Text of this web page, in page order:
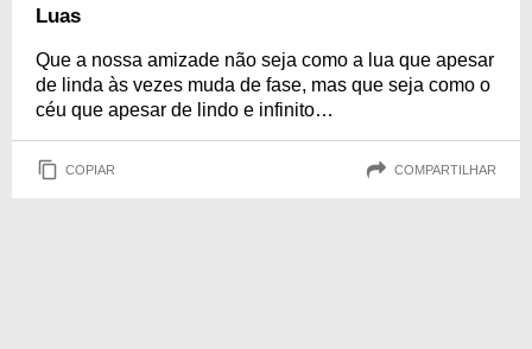
Luas
Que a nossa amizade não seja como a lua que apesar
de linda às vezes muda de fase, mas que seja como o
céu que apesar de lindo e infinito…
COPIAR COMPARTILHAR